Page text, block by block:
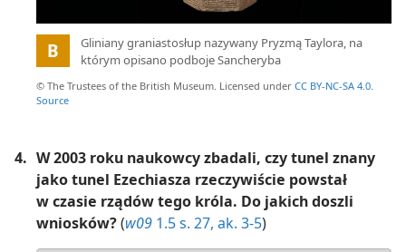
© The Trustees of the British Museum. Licensed under CC BY-NC-SA 4.0
Source
Ilustracja
B :Gliniany graniastosłup nazywany Pryzmą Taylora, na
którym opisano podboje Sancheryba
4. W 2003 roku naukowcy zbadali, czy tunel znany
jako tunel Ezechiasza rzeczywiście powstał
w czasie rządów tego króla. Do jakich doszli
wniosków?(w09 1.5 s. 27, ak. 3-5)